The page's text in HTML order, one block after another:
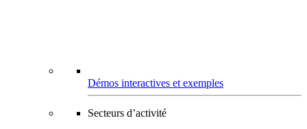
Démos interactives et exemples
Secteurs d’activité